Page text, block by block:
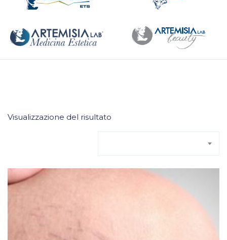
Visualizzazione del risultato